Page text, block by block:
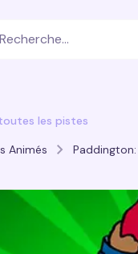
les pistes
Animés